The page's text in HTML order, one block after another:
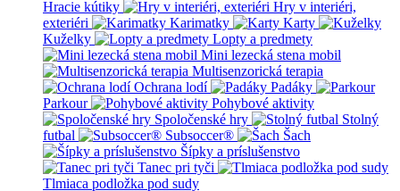
Hracie kútiky
Hry v interiéri,
exteriéri
Karimatky
Karty
Kuželky
Lopty a predmety
Mini lezecká stena mobil
Multisenzorická terapia
Ochrana lodí
Padáky
Parkour
Pohybové aktivity
Spoločenské hry
Stolný
futbal
Subsoccer®
Šach
Šípky a príslušenstvo
Tanec pri tyči
Tlmiaca podložka pod sudy